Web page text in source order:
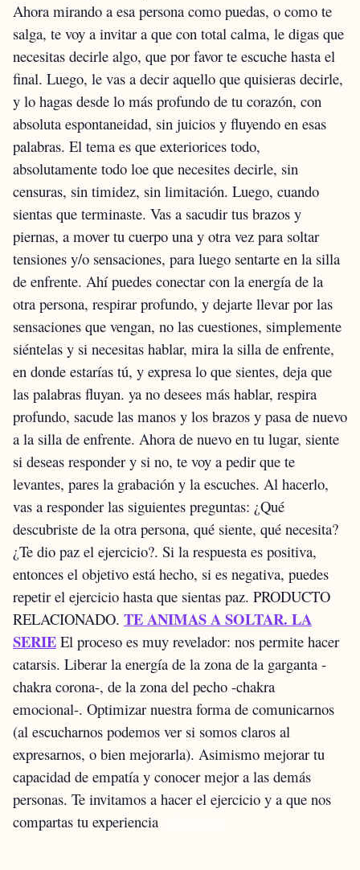
Ahora mirando a esa persona como puedas, o como te
salga, te voy a invitar a que con total calma, le digas que
necesitas decirle algo, que por favor te escuche hasta el
final. Luego, le vas a decir aquello que quisieras decirle,
y lo hagas desde lo más profundo de tu corazón, con
absoluta espontaneidad, sin juicios y fluyendo en esas
palabras. El tema es que exteriorices todo,
absolutamente todo loe que necesites decirle, sin
censuras, sin timidez, sin limitación. Luego, cuando
sientas que terminaste. Vas a sacudir tus brazos y
piernas, a mover tu cuerpo una y otra vez para soltar
tensiones y/o sensaciones, para luego sentarte en la silla
de enfrente. Ahí puedes conectar con la energía de la
otra persona, respirar profundo, y dejarte llevar por las
sensaciones que vengan, no las cuestiones, simplemente
siéntelas y si necesitas hablar, mira la silla de enfrente,
en donde estarías tú, y expresa lo que sientes, deja que
las palabras fluyan. ya no desees más hablar, respira
profundo, sacude las manos y los brazos y pasa de nuevo
a la silla de enfrente. Ahora de nuevo en tu lugar, siente
si deseas responder y si no, te voy a pedir que te
levantes, pares la grabación y la escuches. Al hacerlo,
vas a responder las siguientes preguntas: ¿Qué
descubriste de la otra persona, qué siente, qué necesita?
¿Te dio paz el ejercicio?. Si la respuesta es positiva,
entonces el objetivo está hecho, si es negativa, puedes
repetir el ejercicio hasta que sientas paz. PRODUCTO
RELACIONADO. TE ANIMAS A SOLTAR. LA
SERIE El proceso es muy revelador: nos permite hacer
catarsis. Liberar la energía de la zona de la garganta -
chakra corona-, de la zona del pecho -chakra
emocional-. Optimizar nuestra forma de comunicarnos
(al escucharnos podemos ver si somos claros al
expresarnos, o bien mejorarla). Asimismo mejorar tu
capacidad de empatía y conocer mejor a las demás
personas. Te invitamos a hacer el ejercicio y a que nos
compartas tu experiencia